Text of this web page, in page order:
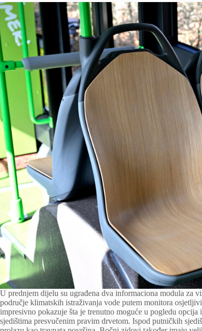
U prednjem dijelu su ugrađena dva informaciona modula za
područje klimatskih istraživanja vode putem monitora
impresivno pokazuje šta je trenutno moguće u pogledu
sjedištima presvučenim pravim drvetom. Ispod putničkih